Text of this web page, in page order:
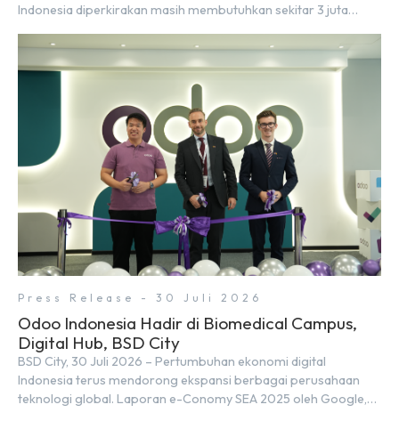
Indonesia diperkirakan masih membutuhkan sekitar 3 juta
tenaga digital baru setiap tahunnya untuk mendukung
percepatan transformasi digital di berbagai sektor strategis.
Kebutuhan tersebut menjadikan pengembangan sumber daya
Press Release - 30 Juli 2026
Odoo Indonesia Hadir di Biomedical Campus,
Digital Hub, BSD City
BSD City, 30 Juli 2026 – Pertumbuhan ekonomi digital
Indonesia terus mendorong ekspansi berbagai perusahaan
teknologi global. Laporan e-Conomy SEA 2025 oleh Google,